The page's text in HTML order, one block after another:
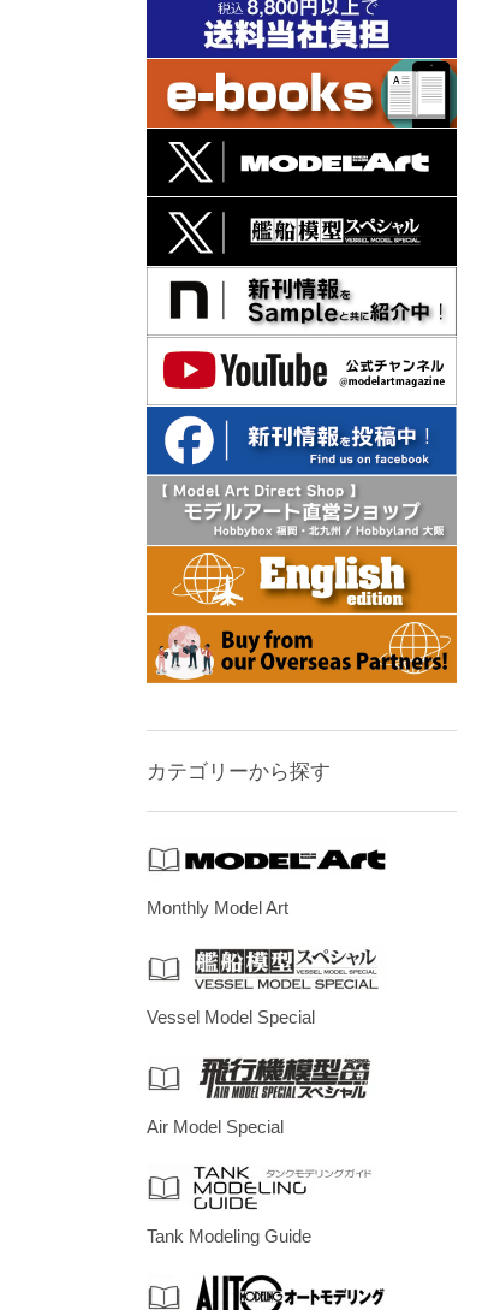
カテゴリーから探す
Monthly Model Art
Vessel Model Special
Air Model Special
Tank Modeling Guide